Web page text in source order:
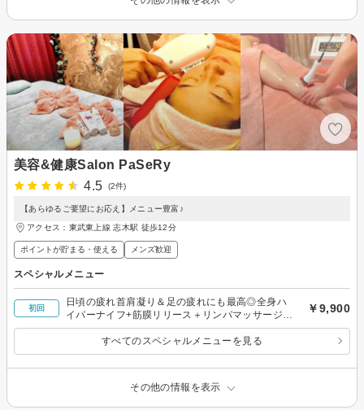
美容&健康Salon PaSeRy
4.5
(2件)
【あらゆるご要望にお応え】メニュー豊富♪
アクセス：東武東上線 志木駅 徒歩12分
ポイントが貯まる・使える メンズ歓迎
スペシャルメニュー
初回
日頃の疲れ首肩凝り＆足の疲れにも最高◎全身ハ
イパーナイフ+筋膜リリース＋リンパマッサージ
90分
￥9,900
すべてのスペシャルメニューを見る
その他の情報を表示